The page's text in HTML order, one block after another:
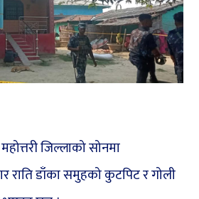
जिल्लाको सोनमा
राति डाँका समुहको कुटपिट र गोली